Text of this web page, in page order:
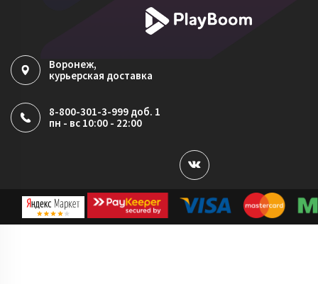
Политика обработки файлов cookie
Воронеж,
курьерская доставка
8-800-301-3-999 доб. 1
пн - вс 10:00 - 22:00